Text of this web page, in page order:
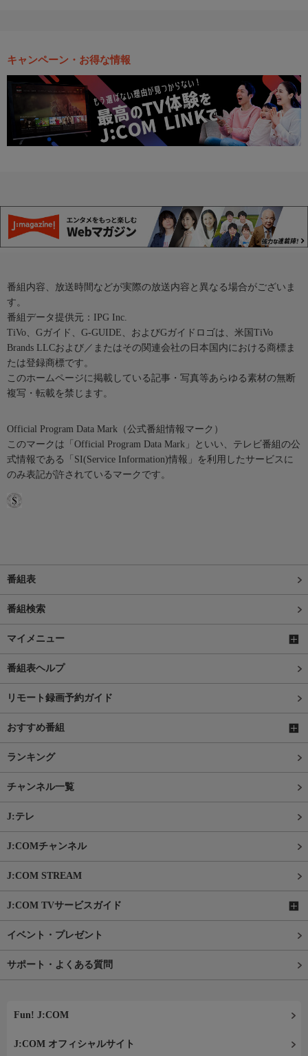
キャンペーン・お得な情報
番組内容、放送時間などが実際の放送内容と異なる場合がございま
す。
番組データ提供元：IPG Inc.
TiVo、Gガイド、G-GUIDE、およびGガイドロゴは、米国TiVo
Brands LLCおよび／またはその関連会社の日本国内における商標ま
たは登録商標です。
このホームページに掲載している記事・写真等あらゆる素材の無断
複写・転載を禁じます。
Official Program Data Mark（公式番組情報マーク）
このマークは「Official Program Data Mark」といい、テレビ番組の公
式情報である「SI(Service Information)情報」を利用したサービスに
のみ表記が許されているマークです。
番組表
番組検索
マイメニュー
番組表ヘルプ
リモート録画予約ガイド
おすすめ番組
ランキング
チャンネル一覧
J:テレ
J:COMチャンネル
J:COM STREAM
J:COM TVサービスガイド
イベント・プレゼント
サポート・よくある質問
Fun! J:COM
J:COM オフィシャルサイト